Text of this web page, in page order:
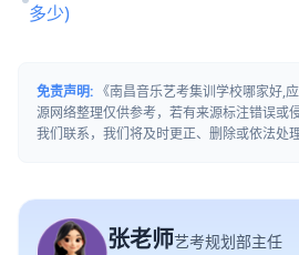
多少)
免责声明: 《南昌音乐艺考集训学校哪家好,
源网络整理仅供参考，若有来源标注错误或
我们联系，我们将及时更正、删除或依法处
张老师艺考规划部主任